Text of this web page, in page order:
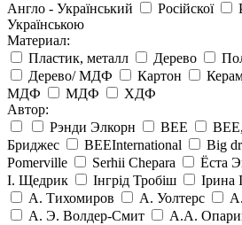
Англо - Український
Російскої
Українською
Материал:
Пластик, металл
Дерево
Дерево/ МДФ
Картон
МДФ
МДФ
ХДФ
Автор:
Рэнди Элкорн
BEE
Бриджес
BEEInternational Big
Pomerville
Serhii Chepara Ёста
І. Щедрик
Інгрід Тробіш Ірина
А. Тихомиров
А. Уолтерс
А. Э. Волдер-Смит
А.А.